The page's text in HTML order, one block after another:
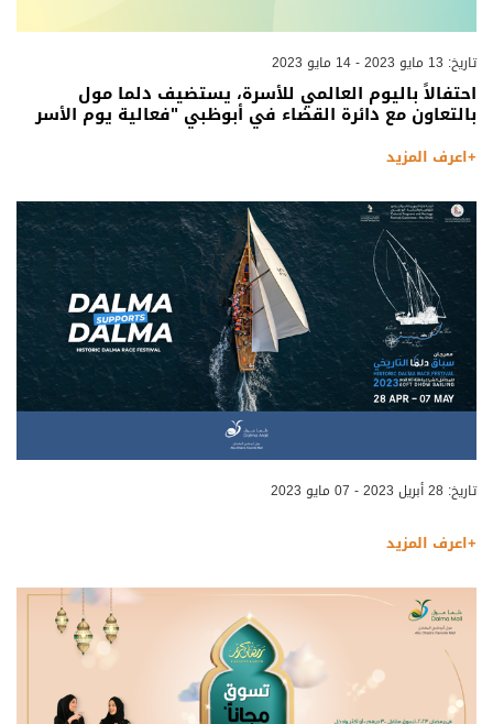
تاريخ: 13 مايو 2023 - 14 مايو 2023
احتفالاً باليوم العالمي للأسرة، يستضيف دلما مول
بالتعاون مع دائرة القضاء في أبوظبي "فعالية يوم الأسر
+اعرف المزيد
تاريخ: 28 أبريل 2023 - 07 مايو 2023
+اعرف المزيد